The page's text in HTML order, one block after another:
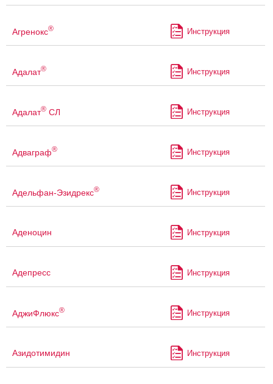
Агренокс® Инструкция
Адалат® Инструкция
Адалат® СЛ Инструкция
Адваграф® Инструкция
Адельфан-Эзидрекс® Инструкция
Аденоцин Инструкция
Адепресс Инструкция
АджиФлюкс® Инструкция
Азидотимидин Инструкция